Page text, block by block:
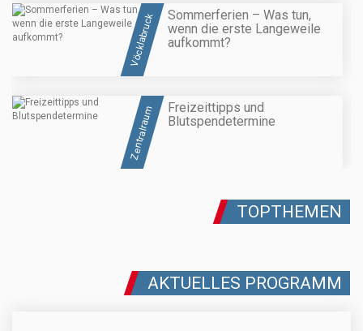
Vöcklabruck
Sommerferien – Was tun,
wenn die erste Langeweile
aufkommt?
Zentralraum
Freizeittipps und
Blutspendetermine
TOPTHEMEN
AKTUELLES PROGRAMM